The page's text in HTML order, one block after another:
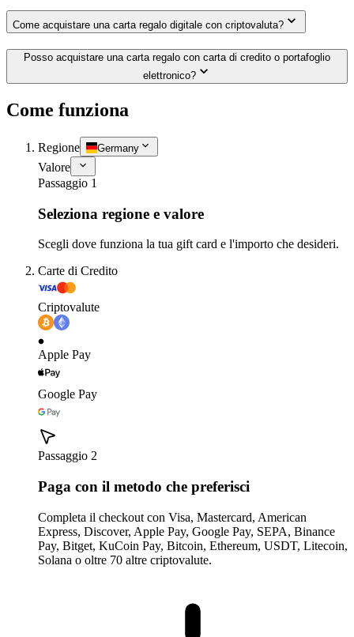
Come acquistare una carta regalo digitale con criptovaluta?
Posso acquistare una carta regalo con carta di credito o portafoglio
elettronico?
Come funziona
Regione Germany
Valore
Passaggio 1
Seleziona regione e valore
Scegli dove funziona la tua gift card e l'importo che desideri.
Carte di Credito
Criptovalute
Apple Pay
Google Pay
Passaggio 2
Paga con il metodo che preferisci
Completa il checkout con Visa, Mastercard, American
Express, Discover, Apple Pay, Google Pay, SEPA, Binance
Pay, Bitget, KuCoin Pay, Bitcoin, Ethereum, USDT, Litecoin,
Solana o oltre 70 altre criptovalute.